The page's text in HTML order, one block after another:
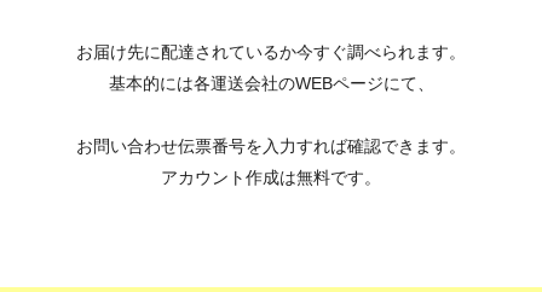
お届け先に配達されているか今すぐ調べられます。
基本的には各運送会社のWEBページにて、
お問い合わせ伝票番号を入力すれば確認できます。
アカウント作成は無料です。